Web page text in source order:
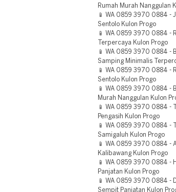
Rumah Murah Nanggulan
📱 WA 0859 3970 0884 -
Sentolo Kulon Progo
📱 WA 0859 3970 0884 -
Terpercaya Kulon Progo
📱 WA 0859 3970 0884 -
Samping Minimalis
📱 WA 0859 3970 0884 -
Sentolo Kulon Progo
📱 WA 0859 3970 0884 -
Murah Nanggulan Kulon
📱 WA 0859 3970 0884 -
Pengasih Kulon Progo
📱 WA 0859 3970 0884 -
Samigaluh Kulon Progo
📱 WA 0859 3970 0884 -
Kalibawang Kulon Progo
📱 WA 0859 3970 0884 -
Panjatan Kulon Progo
📱 WA 0859 3970 0884 -
Sempit Panjatan Kulon